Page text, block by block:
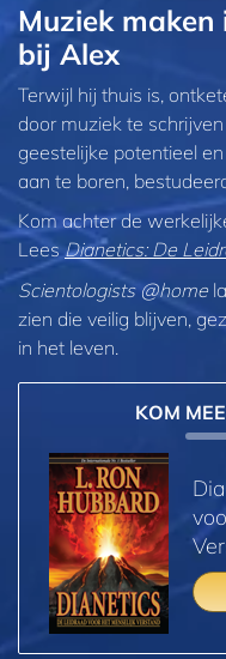
Muziek maken
bij Alex
Terwijl hij thuis is,
door muziek te
geestelijke potentieel
aan te boren,
Kom achter de
LeesDianetics: De
Scientologists @home
zien die veilig blijven,
in het leven.
KOM